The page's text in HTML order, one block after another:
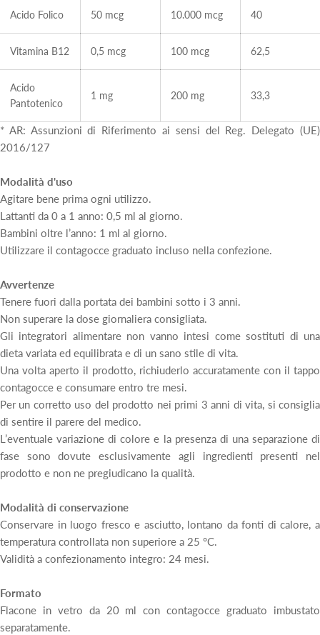
Acido Folico 50 mcg 10.000 mcg 40
Vitamina B12 0,5 mcg 100 mcg 62,5
Acido
Pantotenico
1 mg 200 mg 33,3
* AR: Assunzioni di Riferimento ai sensi del Reg. Delegato (UE)
2016/127
Modalità d'uso
Agitare bene prima ogni utilizzo.
Lattanti da 0 a 1 anno: 0,5 ml al giorno.
Bambini oltre l’anno: 1 ml al giorno.
Utilizzare il contagocce graduato incluso nella confezione.
Avvertenze
Tenere fuori dalla portata dei bambini sotto i 3 anni.
Non superare la dose giornaliera consigliata.
Gli integratori alimentare non vanno intesi come sostituti di una
dieta variata ed equilibrata e di un sano stile di vita.
Una volta aperto il prodotto, richiuderlo accuratamente con il tappo
contagocce e consumare entro tre mesi.
Per un corretto uso del prodotto nei primi 3 anni di vita, si consiglia
di sentire il parere del medico.
L’eventuale variazione di colore e la presenza di una separazione di
fase sono dovute esclusivamente agli ingredienti presenti nel
prodotto e non ne pregiudicano la qualità.
Modalità di conservazione
Conservare in luogo fresco e asciutto, lontano da fonti di calore, a
temperatura controllata non superiore a 25 °C.
Validità a confezionamento integro: 24 mesi.
Formato
Flacone in vetro da 20 ml con contagocce graduato imbustato
separatamente.